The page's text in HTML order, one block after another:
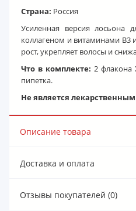
Страна: Россия
Усиленная версия лосьона
коллагеном и витаминами B3
рост, укрепляет волосы и
Что в комплекте: 2 флакона
пипетка.
Не является
Описание товара
Доставка и оплата
Отзывы покупателей (0)